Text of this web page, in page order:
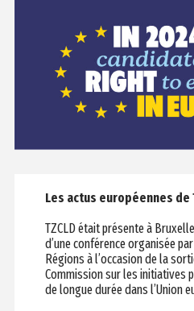
Les actus européennes de
TZCLD était présente à
d’une conférence organisée
Régions à l’occasion de la
Commission sur les initiatives
de longue durée dans l’Union